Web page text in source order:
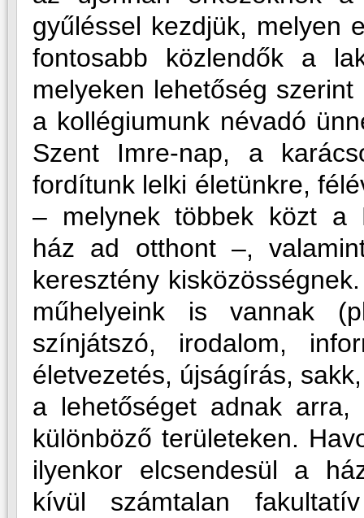
gyűléssel kezdjük, melyen
fontosabb közlendők a
melyeken lehetőség
a kollégiumunk névadó
Szent Imre-nap, a
fordítunk lelki életünkre,
– melynek többek közt a
ház ad otthont –,
keresztény
műhelyeink is vannak
színjátszó, irodalom,
életvezetés, újságírás,
a lehetőséget adnak arra,
különböző területeken.
ilyenkor elcsendesül a
kívül számtalan